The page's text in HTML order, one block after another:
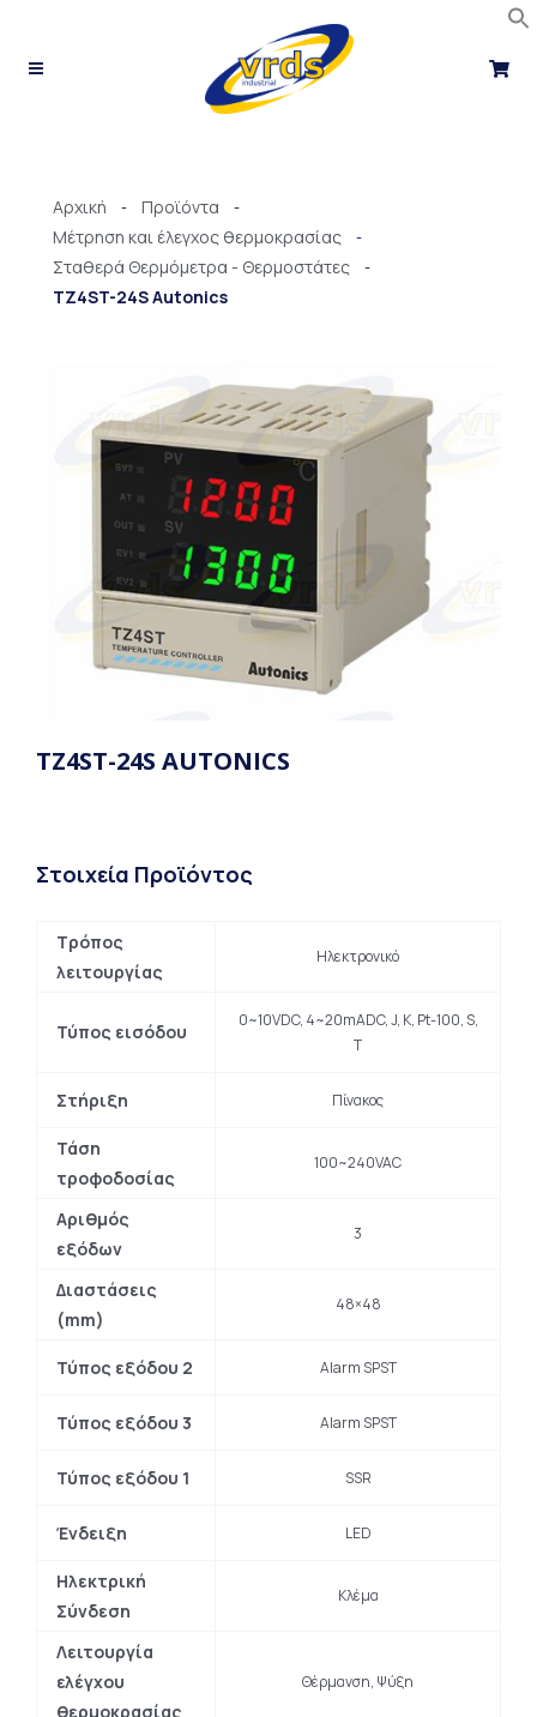
περιεχόμενο
Αρχική - Προϊόντα -
Μέτρηση και έλεγχος θερμοκρασίας -
Σταθερά Θερμόμετρα - Θερμοστάτες -
TZ4ST-24S Autonics
TZ4ST-24S AUTONICS
Στοιχεία Προϊόντος
Τρόπος
λειτουργίας
Ηλεκτρονικό
Τύπος εισόδου
0~10VDC, 4~20mADC, J, K, Pt-100, S,
T
Στήριξη Πίνακος
Τάση
τροφοδοσίας
100~240VAC
Αριθμός
εξόδων
3
Διαστάσεις
(mm)
48×48
Τύπος εξόδου 2 Alarm SPST
Τύπος εξόδου 3 Alarm SPST
Τύπος εξόδου 1 SSR
Ένδειξη LED
Ηλεκτρική
Σύνδεση
Κλέμα
Λειτουργία
ελέγχου
θερμοκρασίας
Θέρμανση, Ψύξη